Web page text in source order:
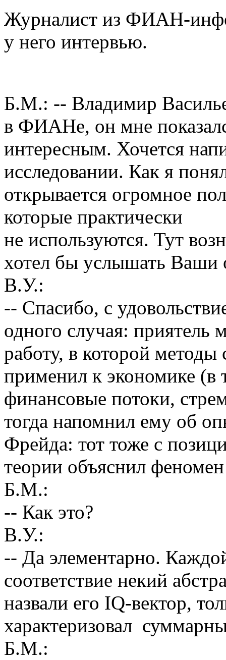
Журналист из ФИАН-
у него интервью.
Б.М.: -- Владимир
в ФИАНе, он мне
интересным. Хочется
исследовании. Как я
открывается огромное
которые практически
не используются. Тут
хотел бы услышать Ваши
В.У.:
-- Спасибо, с
одного случая: приятель
работу, в которой методы
применил к экономике (в
финансовые потоки,
тогда напомнил ему об
Фрейда: тот тоже с
теории объяснил
Б.М.:
-- Как это?
В.У.:
-- Да элементарно.
соответствие некий
назвали его IQ-вектор,
характеризовал
Б.М.: